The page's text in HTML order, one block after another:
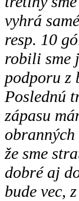
vyhrá
resp. 10
robili sme
podporu z
Poslednú
zápasu
že sme
dobré aj
bude vec,